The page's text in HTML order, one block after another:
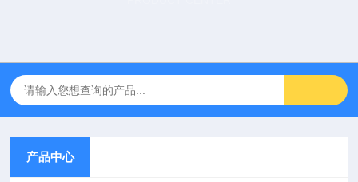
产品中心